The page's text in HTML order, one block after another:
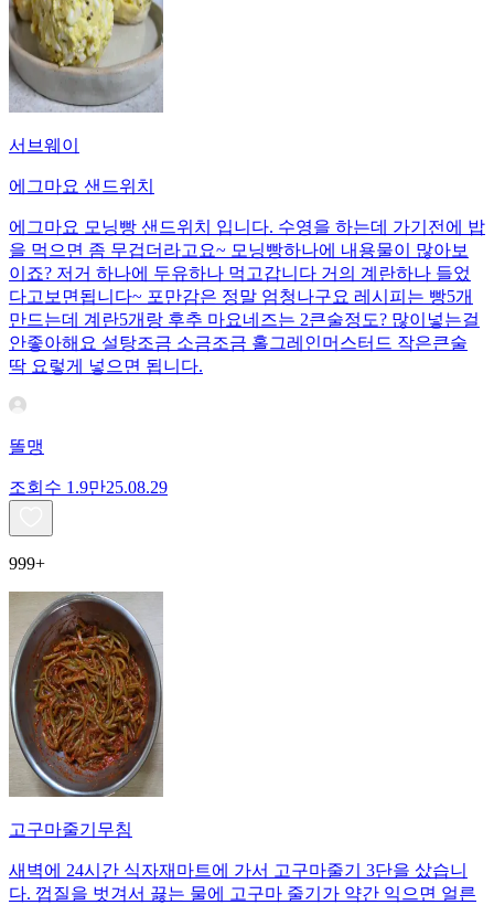
서브웨이
에그마요 샌드위치
에그마요 모닝빵 샌드위치 입니다. 수영을 하는데 가기전에 밥
을 먹으면 좀 무겁더라고요~ 모닝빵하나에 내용물이 많아보
이죠? 저거 하나에 두유하나 먹고갑니다 거의 계란하나 들었
다고보면됩니다~ 포만감은 정말 엄청나구요 레시피는 빵5개
만드는데 계란5개랑 후추 마요네즈는 2큰술정도? 많이넣는걸
안좋아해요 설탕조금 소금조금 홀그레인머스터드 작은큰술
딱 요렇게 넣으면 됩니다.
똘맹
조회수 1.9만25.08.29
999+
고구마줄기무침
새벽에 24시간 식자재마트에 가서 고구마줄기 3단을 샀습니
다. 껍질을 벗겨서 끓는 물에 고구마 줄기가 약간 익으면 얼른